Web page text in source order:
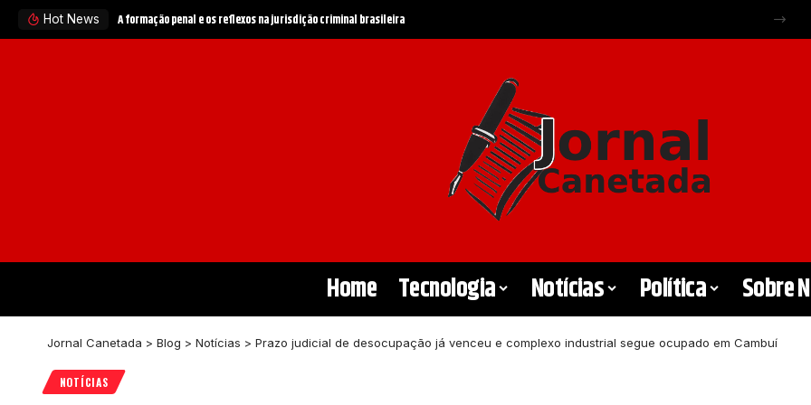
Hot News A Sigma Educação esclarece a relação entre a leitura e o desempenho escolar
Home Tecnologia Notícias Política Sobre
Jornal Canetada > Blog > Notícias > Prazo judicial de desocupação já venceu e complexo industrial segue ocupado em Cambuí
NOTÍCIAS